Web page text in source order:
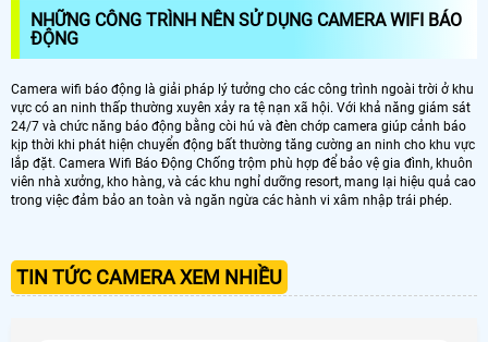
NHỮNG CÔNG TRÌNH NÊN SỬ DỤNG CAMERA WIFI BÁO
ĐỘNG
Camera wifi báo động là giải pháp lý tưởng cho các công trình ngoài trời ở khu
vực có an ninh thấp thường xuyên xảy ra tệ nạn xã hội. Với khả năng giám sát
24/7 và chức năng báo động bằng còi hú và đèn chớp camera giúp cảnh báo
kịp thời khi phát hiện chuyển động bất thường tăng cường an ninh cho khu vực
lắp đặt. Camera Wifi Báo Động Chống trộm phù hợp để bảo vệ gia đình, khuôn
viên nhà xưởng, kho hàng, và các khu nghỉ dưỡng resort, mang lại hiệu quả cao
trong việc đảm bảo an toàn và ngăn ngừa các hành vi xâm nhập trái phép.
TIN TỨC CAMERA XEM NHIỀU